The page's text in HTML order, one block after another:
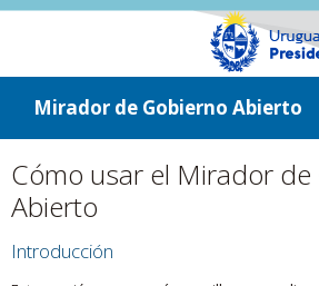
ir a contenido
ir al menú
Mirador de Gobierno Abierto
Cómo usar el Mirador
Abierto
Introducción